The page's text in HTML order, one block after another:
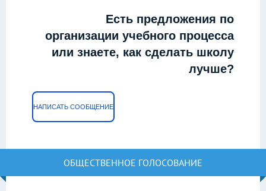
Есть предложения по
организации учебного процесса
или знаете, как сделать школу
лучше?
НАПИСАТЬ СООБЩЕНИЕ
ОБЩЕСТВЕННОЕ ГОЛОСОВАНИЕ